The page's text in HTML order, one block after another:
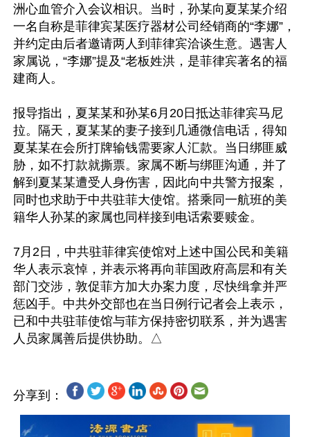
洲心血管介入会议相识。当时，孙某向夏某某介绍
一名自称是菲律宾某医疗器材公司经销商的“李娜”，
并约定由后者邀请两人到菲律宾洽谈生意。遇害人
家属说，“李娜”提及“老板姓洪，是菲律宾著名的福
建商人。
报导指出，夏某某和孙某6月20日抵达菲律宾马尼
拉。隔天，夏某某的妻子接到几通微信电话，得知
夏某某在会所打牌输钱需要家人汇款。当日绑匪威
胁，如不打款就撕票。家属不断与绑匪沟通，并了
解到夏某某遭受人身伤害，因此向中共警方报案，
同时也求助于中共驻菲大使馆。搭乘同一航班的美
籍华人孙某的家属也同样接到电话索要赎金。
7月2日，中共驻菲律宾使馆对上述中国公民和美籍
华人表示哀悼，并表示将再向菲国政府高层和有关
部门交涉，敦促菲方加大办案力度，尽快缉拿并严
惩凶手。中共外交部也在当日例行记者会上表示，
已和中共驻菲使馆与菲方保持密切联系，并为遇害
分享到：